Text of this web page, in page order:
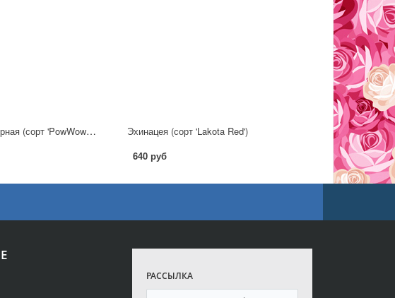
Эхинацея пурпурная (сорт 'PowWow™ White')
Эхинацея (сорт 'Lakota Red')
640 руб
РАССЫЛКА